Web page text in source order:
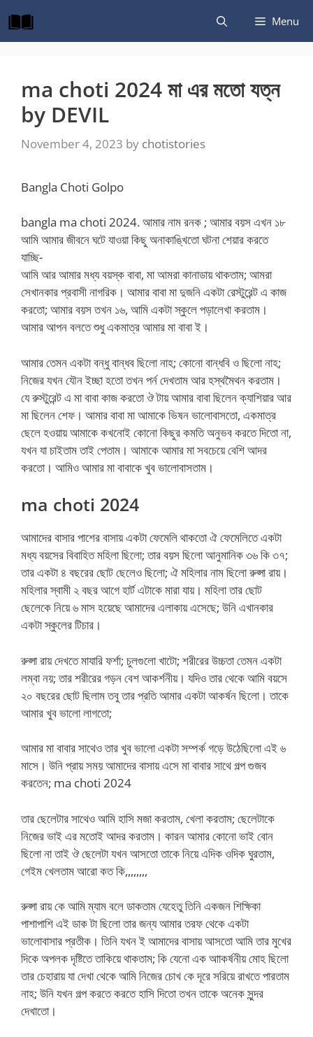
to
content
Menu
ma choti 2024 মা এর মতো যত্ন
by DEVIL
November 4, 2023 by chotistories
Bangla Choti Golpo
bangla ma choti 2024. আমার নাম রনক ; আমার বয়স এখন ১৮
আমি আমার জীবনে ঘটে যাওয়া কিছু অনাকাঙ্খিতো ঘটনা শেয়ার করতে
যাচ্ছি-
আমি আর আমার মধ্য বয়স্ক বাবা, মা আমরা কানাডায় থাকতাম; আমরা
সেখানকার প্রবাসী নাগরিক। আমার বাবা মা দুজনি একটা রেস্টুরেন্ট এ কাজ
করতো; আমার বয়স তখন ১৬, আমি একটা স্কুলে পড়ালেখা করতাম।
আমার আপন বলতে শুধু একমাত্র আমার মা বাবা ই।
আমার তেমন একটা বন্ধু বান্ধব ছিলো নাহ; কোনো বান্ধবি ও ছিলো নাহ;
নিজের যখন যৌন ইচ্ছা হতো তখন পর্ন দেখতাম আর হস্থমৈথন করতাম।
যে রুস্টুরেন্ট এ মা বাবা কাজ করতো ঔ টায় আমার বাবা ছিলেন ক্যাশিয়ার আর
মা ছিলেন শেফ। আমার বাবা মা আমাকে ভিষন ভালোবাসতো, একমাত্র
ছেলে হওয়ায় আমাকে কখনোই কোনো কিছুর কমতি অনুভব করতে দিতো না,
যখন যা চাইতাম তাই পেতাম। আমাকে আমার মা সবচেয়ে বেশি আদর
করতো। আমিও আমার মা বাবাকে খুব ভালোবাসতাম।
ma choti 2024
আমাদের বাসার পাশের বাসায় একটা ফেমেলি থাকতো ঐ ফেমেলিতে একটা
মধ্য বয়সের বিবাহিত মহিলা ছিলো; তার বয়স ছিলো আনুমানিক ৩৬ কি ৩৭;
তার একটা ৪ বছরের ছোট ছেলেও ছিলো; ঐ মহিলার নাম ছিলো রুপ্সা রায়।
মহিলার স্বামী ২ বছর আগে হার্ট এটাকে মারা যায়। মহিলা তার ছোট
ছেলেকে নিয়ে ৬ মাস হয়েছে আমাদের এলাকায় এসেছে; উনি এখানকার
একটা স্কুলের টিচার।
রুপ্সা রায় দেখতে মাযারি ফর্শা; চুলগুলো খাটো; শরীরের উচ্চতা তেমন একটা
লম্বা নয়; তার শরীরের গড়ন বেশ আকর্শনীয়। যদিও তার থেকে আমি বয়সে
২০ বছরের ছোট ছিলাম তবু তার প্রতি আমার একটা আকর্ষন ছিলো। তাকে
আমার খুব ভালো লাগতো;
আমার মা বাবার সাথেও তার খুব ভালো একটা সম্পর্ক গড়ে উঠেছিলো এই ৬
মাসে। উনি প্রায় সময় আমাদের বাসায় এসে মা বাবার সাথে গল্প গুজব
করতেন; ma choti 2024
তার ছেলেটার সাথেও আমি হাসি মজা করতাম, খেলা করতাম; ছেলেটাকে
নিজের ভাই এর মতোই আদর করতাম। কারন আমার কোনো ভাই বোন
ছিলো না তাই ঔ ছেলেটা যখন আসতো তাকে নিয়ে এদিক ওদিক ঘুরতাম,
গেইম খেলতাম আরো কত কি,,,,,,,,
রুপ্সা রায় কে আমি ম্যাম বলে ডাকতাম যেহেতু তিনি একজন শিক্ষিকা
পাশাপাশি এই ডাক টা ছিলো তার জন্য আমার তরফ থেকে একটা
ভালোবাসার প্রতীক। তিনি যখন ই আমাদের বাসায় আসতো আমি তার মুখের
দিকে অপলক দৃষ্টিতে তাকিয়ে থাকতাম; কি যেনো এক আাকর্ষনীয় মোহ ছিলো
তার চেহারায় যা দেখা থেকে আমি নিজের চোখ কে দূরে সরিয়ে রাখতে পারতাম
নাহ; উনি যখন গল্প করতে করতে হাসি দিতো তখন তাকে অনেক সুন্দর
দেখাতো।